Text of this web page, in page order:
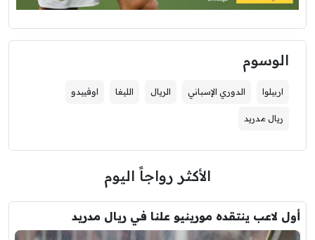
الوسوم
اربيلوا الدوري الإسباني الريال الليغا اوفييدو
ريال مدريد
الأكثر رواجاً اليوم
أول لاعب ينتقده مورينيو علنا في ريال مدريد